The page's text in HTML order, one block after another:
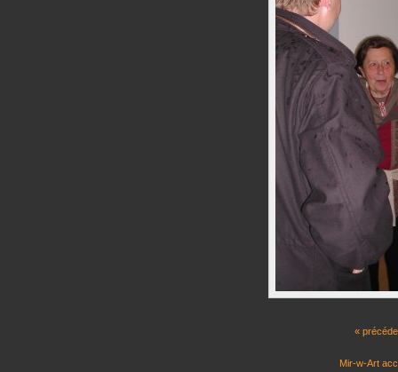
«
Mir-w-Art